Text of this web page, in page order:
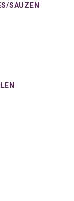
SAUZEN